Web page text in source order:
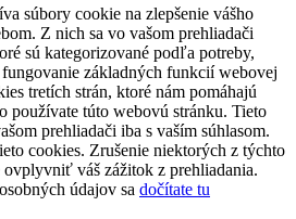
súbory cookie na zlepšenie vášho
Z nich sa vo vašom prehliadači
sú kategorizované podľa potreby,
základných funkcií webovej
tretích strán, ktoré nám pomáhajú
používate túto webovú stránku. Tieto
prehliadači iba s vaším súhlasom.
cookies. Zrušenie niektorých z týchto
váš zážitok z prehliadania.
údajov sa dočítate tu